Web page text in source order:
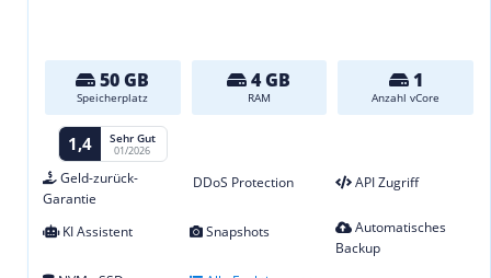
50 GB
Speicherplatz
4 GB
RAM
1
Anzahl vCore
1,4 Sehr Gut
01/2026
Geld-zurück-
Garantie
DDoS Protection API Zugriff
KI Assistent Snapshots
Automatisches
Backup